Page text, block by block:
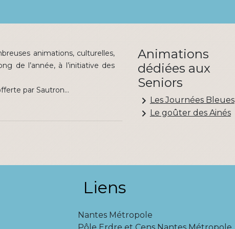
animations, culturelles,
de l’année, à l’initiative des
par Sautron…
Animations
dédiées aux
Seniors
keyboard_arrow_rightLes Journées Bleues
keyboard_arrow_rightLe goûter des Ainés
Liens
Nantes Métropole